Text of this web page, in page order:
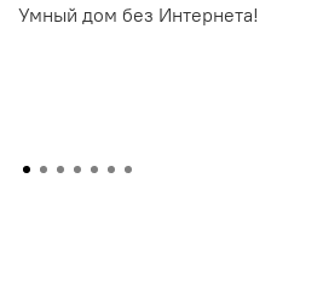
Умный дом без Интернета!